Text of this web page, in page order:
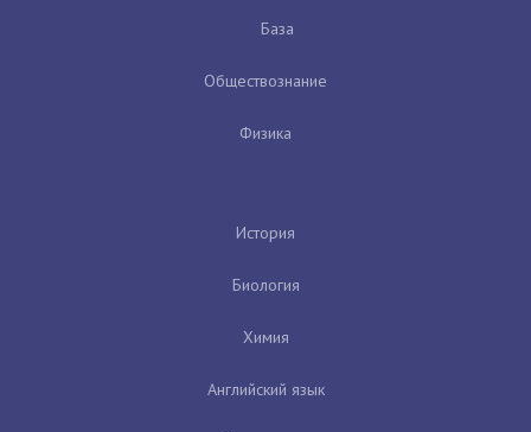
База
Обществознание
Физика
История
Биология
Химия
Английский язык